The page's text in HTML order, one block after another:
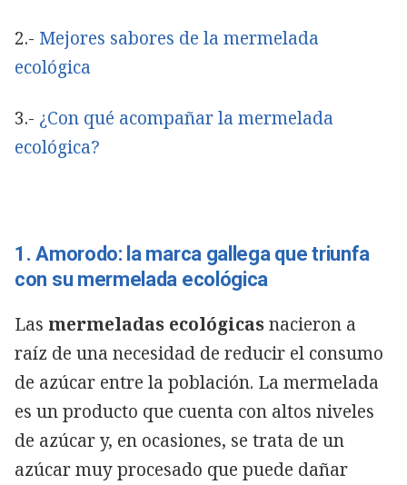
2.- Mejores sabores de la mermelada
ecológica
3.- ¿Con qué acompañar la mermelada
ecológica?
1. Amorodo: la marca gallega que triunfa
con su mermelada ecológica
Las mermeladas ecológicasnacieron a
raíz de una necesidad de reducir el consumo
de azúcar entre la población. La mermelada
es un producto que cuenta con altos niveles
de azúcar y, en ocasiones, se trata de un
azúcar muy procesado que puede dañar